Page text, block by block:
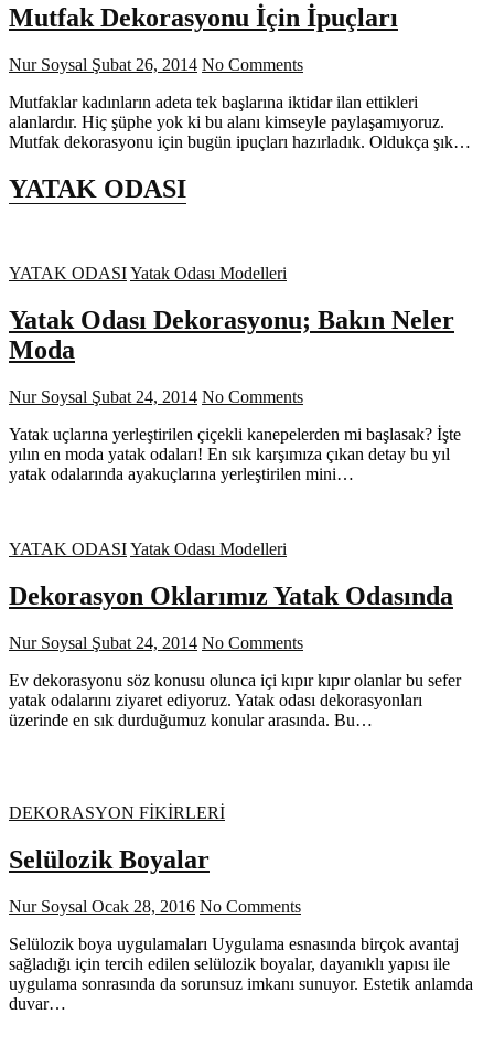
Mutfak Dekorasyonu İçin İpuçları
Nur Soysal Şubat 26, 2014 No Comments
Mutfaklar kadınların adeta tek başlarına iktidar ilan ettikleri
alanlardır. Hiç şüphe yok ki bu alanı kimseyle paylaşamıyoruz.
Mutfak dekorasyonu için bugün ipuçları hazırladık. Oldukça şık…
YATAK ODASI
YATAK ODASIYatak Odası Modelleri
Yatak Odası Dekorasyonu; Bakın Neler
Moda
Nur Soysal Şubat 24, 2014 No Comments
Yatak uçlarına yerleştirilen çiçekli kanepelerden mi başlasak? İşte
yılın en moda yatak odaları! En sık karşımıza çıkan detay bu yıl
yatak odalarında ayakuçlarına yerleştirilen mini…
YATAK ODASIYatak Odası Modelleri
Dekorasyon Oklarımız Yatak Odasında
Nur Soysal Şubat 24, 2014 No Comments
Ev dekorasyonu söz konusu olunca içi kıpır kıpır olanlar bu sefer
yatak odalarını ziyaret ediyoruz. Yatak odası dekorasyonları
üzerinde en sık durduğumuz konular arasında. Bu…
DEKORASYON FİKİRLERİ
Selülozik Boyalar
Nur Soysal Ocak 28, 2016 No Comments
Selülozik boya uygulamaları Uygulama esnasında birçok avantaj
sağladığı için tercih edilen selülozik boyalar, dayanıklı yapısı ile
uygulama sonrasında da sorunsuz imkanı sunuyor. Estetik anlamda
duvar…